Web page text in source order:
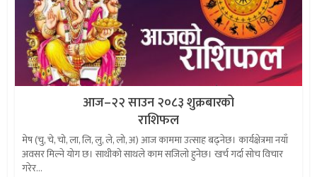
आज–२२ साउन २०८३ शुक्रबारको
राशिफल
मेष (चु, चे, चो, ला, लि, लु, ले, लो, अ) आज काममा उत्साह बढ्नेछ। कार्यक्षेत्रमा नयाँ
अवसर मिल्ने योग छ। साथीको साथले काम सजिलो हुनेछ। खर्च गर्दा सोच विचार
गरेर...